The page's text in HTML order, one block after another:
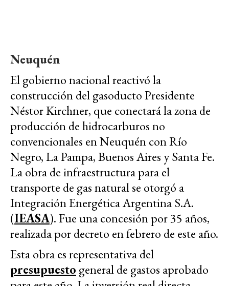
Neuquén
El gobierno nacional reactivó la
construcción del gasoducto Presidente
Néstor Kirchner, que conectará la zona de
producción de hidrocarburos no
convencionales en Neuquén con Río
Negro, La Pampa, Buenos Aires y Santa Fe.
La obra de infraestructura para el
transporte de gas natural se otorgó a
Integración Energética Argentina S.A.
(IEASA). Fue una concesión por 35 años,
realizada por decreto en febrero de este año.
Esta obra es representativa del
presupuesto general de gastos aprobado